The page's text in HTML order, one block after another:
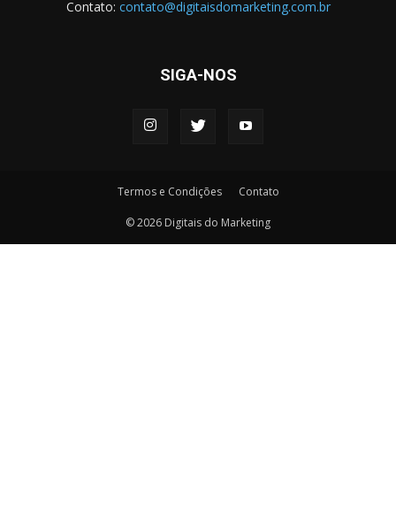
Contato: contato@digitaisdomarketing.com.br
SIGA-NOS
Termos e Condições Contato
© 2026 Digitais do Marketing